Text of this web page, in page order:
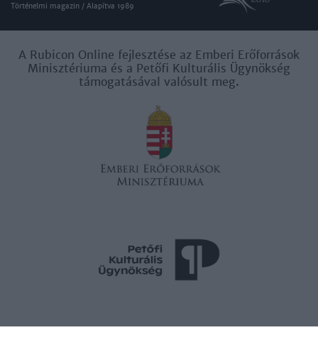
Történelmi magazin / Alapítva 1989
A Rubicon Online fejlesztése az Emberi Erőforrások
Minisztériuma és a Petőfi Kulturális Ügynökség
támogatásával valósult meg.